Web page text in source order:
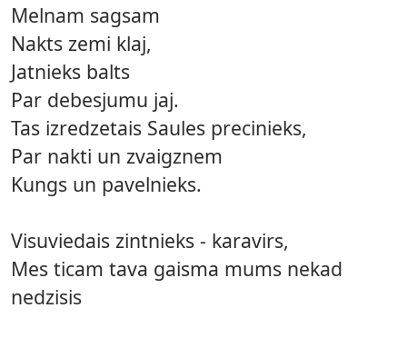
Melnam sagsam
Nakts zemi klaj,
Jatnieks balts
Par debesjumu jaj.
Tas izredzetais Saules precinieks,
Par nakti un zvaigznem
Kungs un pavelnieks.
Visuviedais zintnieks - karavirs,
Mes ticam tava gaisma mums nekad
nedzisis